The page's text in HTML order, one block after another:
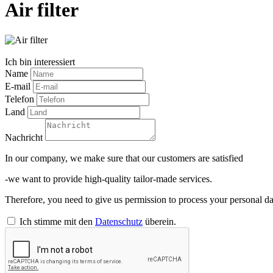
Air filter
Ich bin interessiert
Name
E-mail
Telefon
Land
Nachricht
In our company, we make sure that our customers are satisfied
-we want to provide high-quality tailor-made services.
Therefore, you need to give us permission to process your personal
Ich stimme mit den Datenschutz überein.